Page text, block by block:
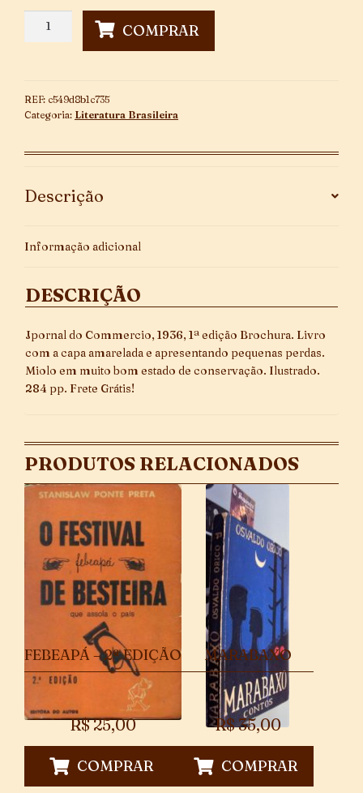
Memórias
COMPRAR
REF: c549d8b1c735
Categoria: Literatura Brasileira
Descrição
Informação adicional
DESCRIÇÃO
Jpornal do Commercio, 1936, 1ª edição Brochura. Livro
com a capa amarelada e apresentando pequenas perdas.
Miolo em muito bom estado de conservação. Ilustrado.
284 pp. Frete Grátis!
PRODUTOS RELACIONADOS
FEBEAPÁ – 2ª EDIÇÃO
R$25,00
COMPRAR
MARABAXO
R$35,00
COMPRAR